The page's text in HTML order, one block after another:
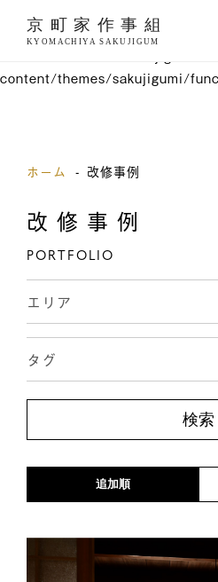
Warning: Undefined variable
content/themes/sakujigumi/
ホーム 改修事例
改修事例
PORTFOLIO
エリア
タグ
追加順